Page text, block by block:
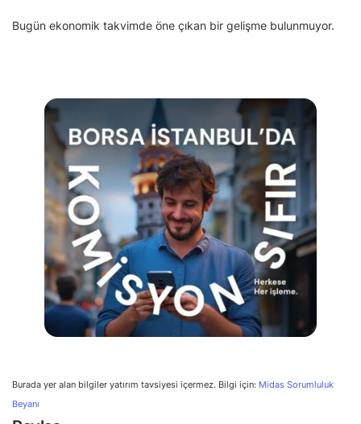
Bugün ekonomik takvimde öne çıkan bir gelişme bulunmuyor.
Burada yer alan bilgiler yatırım tavsiyesi içermez. Bilgi için: Midas Sorumluluk
Beyanı